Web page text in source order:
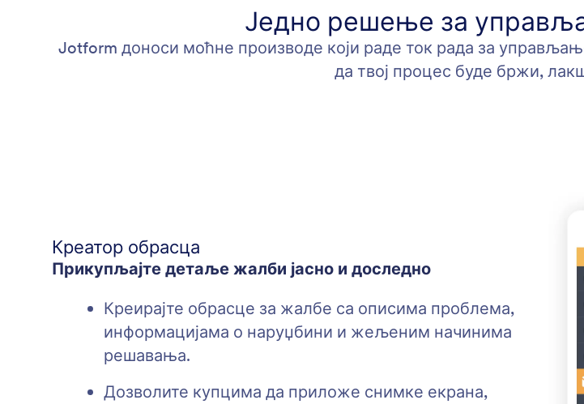
Једно решење за
Jotform доноси моћне производе који раде ток рада за
да твој процес буде бржи,
Креатор обрасца
Прикупљајте детаље жалби јасно и доследно
Креирајте обрасце за жалбе са описима проблема,
информацијама о наруџбини и жељеним начинима
решавања.
Дозволите купцима да приложе снимке екрана,